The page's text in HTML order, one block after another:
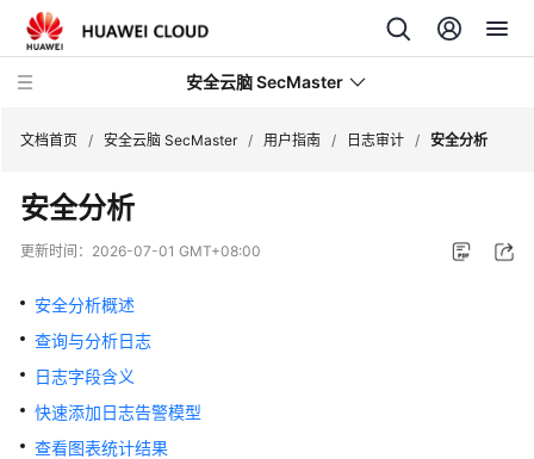
安全云脑 SecMaster
最
新
态
技
术
画
册
文档首页 / 安全云脑 SecMaster / 用户指南 / 日志审计 / 安全分析
安全分析
更新时间： 2026-07-01 GMT+08:00
安全分析概述
查询与分析日志
日志字段含义
快速添加日志告警模型
查看图表统计结果